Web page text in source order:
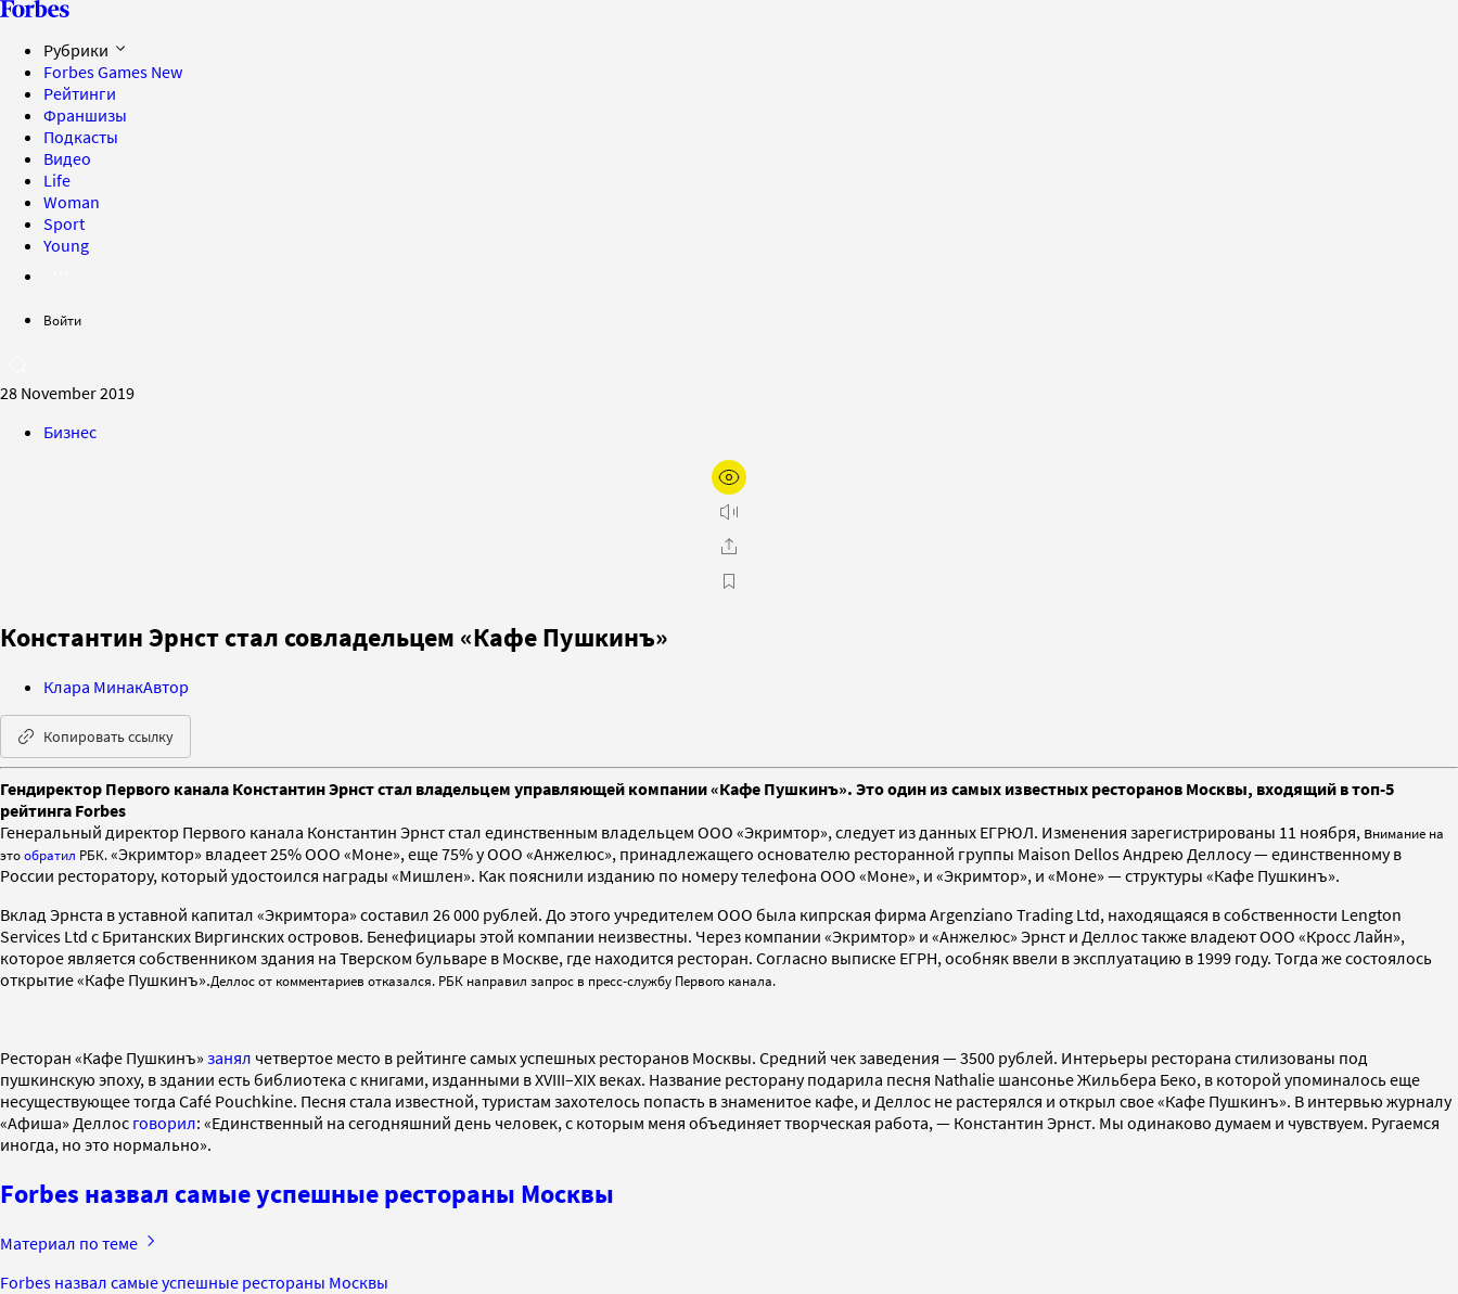
Рубрики
Forbes Games New
Рейтинги
Франшизы
Подкасты
Видео
Life
Woman
Sport
Young
Войти
28 November 2019
Бизнес
Константин Эрнст стал совладельцем «Кафе Пушкинъ»
Клара МинакАвтор
Копировать ссылку
Гендиректор Первого канала Константин Эрнст стал владельцем управляющей компании «Кафе Пушкинъ». Это один из самых известных ресторанов Москвы, входящий в топ-5
рейтинга Forbes
Генеральный директор Первого канала Константин Эрнст стал единственным владельцем ООО «Экримтор», следует из данных ЕГРЮЛ. Изменения зарегистрированы 11 ноября, внимание на
этообратил РБК.«Экримтор» владеет 25% ООО «Моне», еще 75% у ООО «Анжелюс», принадлежащего основателю ресторанной группы Maison Dellos Андрею Деллосу — единственному в
России ресторатору, который удостоился награды «Мишлен». Как пояснили изданию по номеру телефона ООО «Моне», и «Экримтор», и «Моне» — структуры «Кафе Пушкинъ».
Вклад Эрнста в уставной капитал «Экримтора» составил 26 000 рублей. До этого учредителем ООО была кипрская фирма Argenziano Trading Ltd, находящаяся в собственности Lengton
Services Ltd с Британских Виргинских островов. Бенефициары этой компании неизвестны. Через компании «Экримтор» и «Анжелюс» Эрнст и Деллос также владеют ООО «Кросс Лайн»,
которое является собственником здания на Тверском бульваре в Москве, где находится ресторан. Согласно выписке ЕГРН, особняк ввели в эксплуатацию в 1999 году. Тогда же состоялось
открытие «Кафе Пушкинъ».Деллос от комментариев отказался. РБК направил запрос в пресс-службу Первого канала.
Ресторан «Кафе Пушкинъ» занял четвертое место в рейтинге самых успешных ресторанов Москвы. Средний чек заведения — 3500 рублей. Интерьеры ресторана стилизованы под
пушкинскую эпоху, в здании есть библиотека с книгами, изданными в XVIII–XIX веках. Название ресторану подарила песня Nathalie шансонье Жильбера Беко, в которой упоминалось еще
несуществующее тогда Café Pouchkine. Песня стала известной, туристам захотелось попасть в знаменитое кафе, и Деллос не растерялся и открыл свое «Кафе Пушкинъ». В интервью журналу
«Афиша» Деллос говорил: «Единственный на сегодняшний день человек, с которым меня объединяет творческая работа, — Константин Эрнст. Мы одинаково думаем и чувствуем. Ругаемся
иногда, но это нормально».
Forbes назвал самые успешные рестораны Москвы
Материал по теме
Forbes назвал самые успешные рестораны Москвы